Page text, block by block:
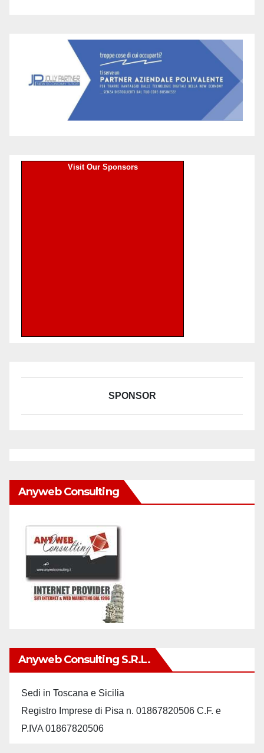
Visit Our Sponsors
SPONSOR
Anyweb Consulting
Anyweb Consulting S.r.L.
Sedi in Toscana e Sicilia
Registro Imprese di Pisa n. 01867820506 C.F. e
P.IVA 01867820506